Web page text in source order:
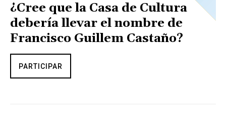
¿Cree que la Casa de Cultura
debería llevar el nombre de
Francisco Guillem Castaño?
PARTICIPAR